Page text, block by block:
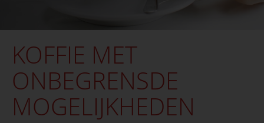
KOFFIE MET
ONBEGRENSDE
MOGELIJKHEDEN